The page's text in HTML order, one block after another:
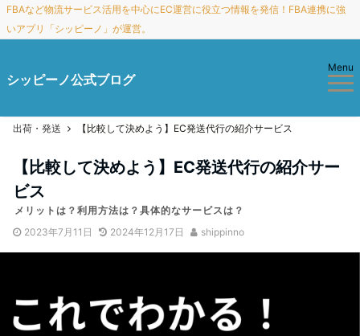
FBAなど物流サービス活用を中心にEC運営に役立つ情報を発信！FBA連携に強
いアプリ「シッピーノ」が運営。
シッピーノ公式ブログ
Menu
出荷・発送 【比較して決めよう】EC発送代行の紹介サービス
【比較して決めよう】EC発送代行の紹介サー
ビス
メリットは？利用方法は？具体的なサービスは？
2023年7月11日
2024年12月17日 shippinno